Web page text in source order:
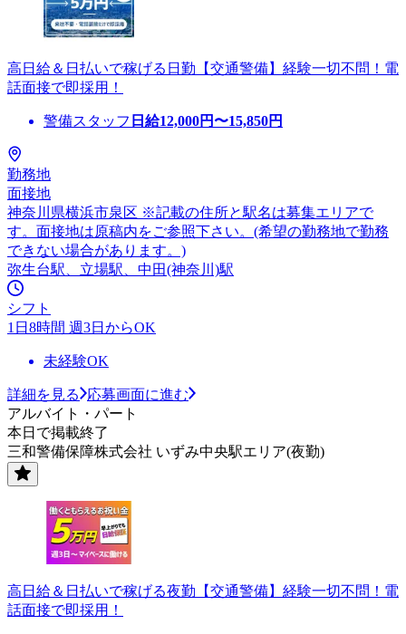
高日給＆日払いで稼げる日勤【交通警備】経験一切不問！電
話面接で即採用！
警備スタッフ 日給12,000円〜15,850円
勤務地
面接地
神奈川県横浜市泉区 ※記載の住所と駅名は募集エリアで
す。面接地は原稿内をご参照下さい。(希望の勤務地で勤務
できない場合があります。)
弥生台駅、立場駅、中田(神奈川)駅
シフト
1日8時間 週3日からOK
未経験OK
詳細を見る
応募画面に進む
アルバイト・パート
本日で掲載終了
三和警備保障株式会社 いずみ中央駅エリア(夜勤)
高日給＆日払いで稼げる夜勤【交通警備】経験一切不問！電
話面接で即採用！